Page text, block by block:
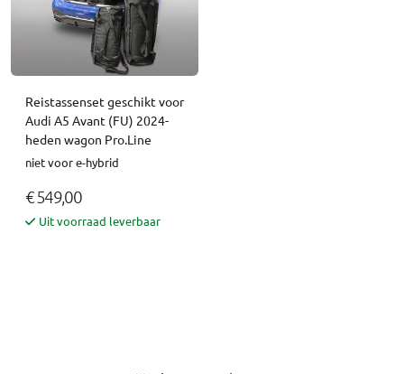
Reistassenset geschikt voor
Audi A5 Avant (FU) 2024-
heden wagon Pro.Line
niet voor e-hybrid
€ 549,00
Uit voorraad leverbaar